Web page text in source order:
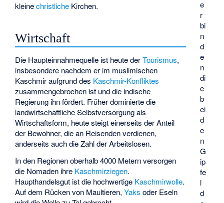
e
r
bi
n
d
e
n
di
e
b
ei
d
e
n
G
ip
fe
l
d
kleinechristliche Kirchen.
Wirtschaft
Die Haupteinnahmequelle ist heute derTourismus,
insbesondere nachdem er im muslimischen
Kaschmir aufgrund des Kaschmir-Konfliktes
zusammengebrochen ist und die indische
Regierung ihn fördert. Früher dominierte die
landwirtschaftliche Selbstversorgung als
Wirtschaftsform, heute steigt einerseits der Anteil
der Bewohner, die an Reisenden verdienen,
anderseits auch die Zahl der Arbeitslosen.
In den Regionen oberhalb 4000 Metern versorgen
die Nomaden ihre Kaschmirziegen.
Haupthandelsgut ist die hochwertige Kaschmirwolle.
Auf dem Rücken von Maultieren,Yaks oder Eseln